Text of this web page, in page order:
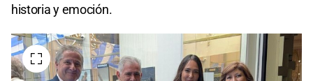
historia y emoción.